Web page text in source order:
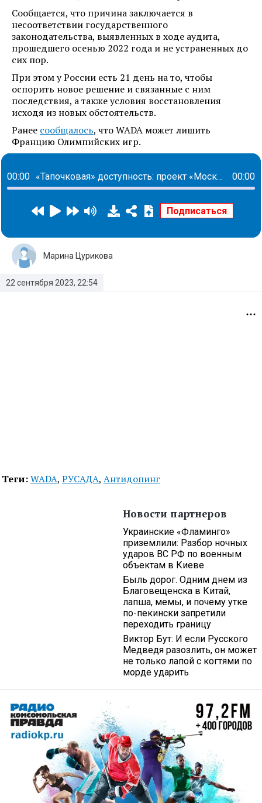
Сообщается, что причина заключается в
несоответствии государственного
законодательства, выявленных в ходе аудита,
прошедшего осенью 2022 года и не устраненных до
сих пор.
При этом у России есть 21 день на то, чтобы
оспорить новое решение и связанные с ним
последствия, а также условия восстановления
исходя из новых обстоятельств.
Ранее сообщалось, что WADA может лишить
Францию Олимпийских игр.
00:00 «Тапочковая» доступность: проект «Московский постамат» растет в геометрической прогрессии 00:00
22 сентября 2023, 22:54
Марина Цурикова
Теги:WADA, РУСАДА, Антидопинг
Новости партнеров
Украинские «Фламинго»
приземлили: Разбор ночных
ударов ВС РФ по военным
объектам в Киеве
Быль дорог. Одним днем из
Благовещенска в Китай,
лапша, мемы, и почему утке
по-пекински запретили
переходить границу
Виктор Бут: И если Русского
Медведя разозлить, он может
не только лапой с когтями по
морде ударить